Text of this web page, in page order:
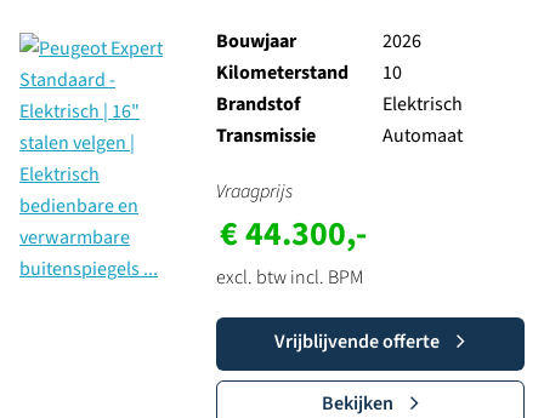
Bouwjaar
2026
Kilometerstand
10
Brandstof
Elektrisch
Transmissie
Automaat
Vraagprijs
€ 44.300,-
excl. btw incl. BPM
Vrijblijvende offerte
Bekijken